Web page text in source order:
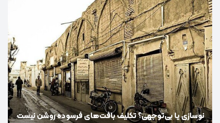
0
نوسازی یا بی‌توجهی؟ تکلیف بافت‌های فرسوده روشن نیست